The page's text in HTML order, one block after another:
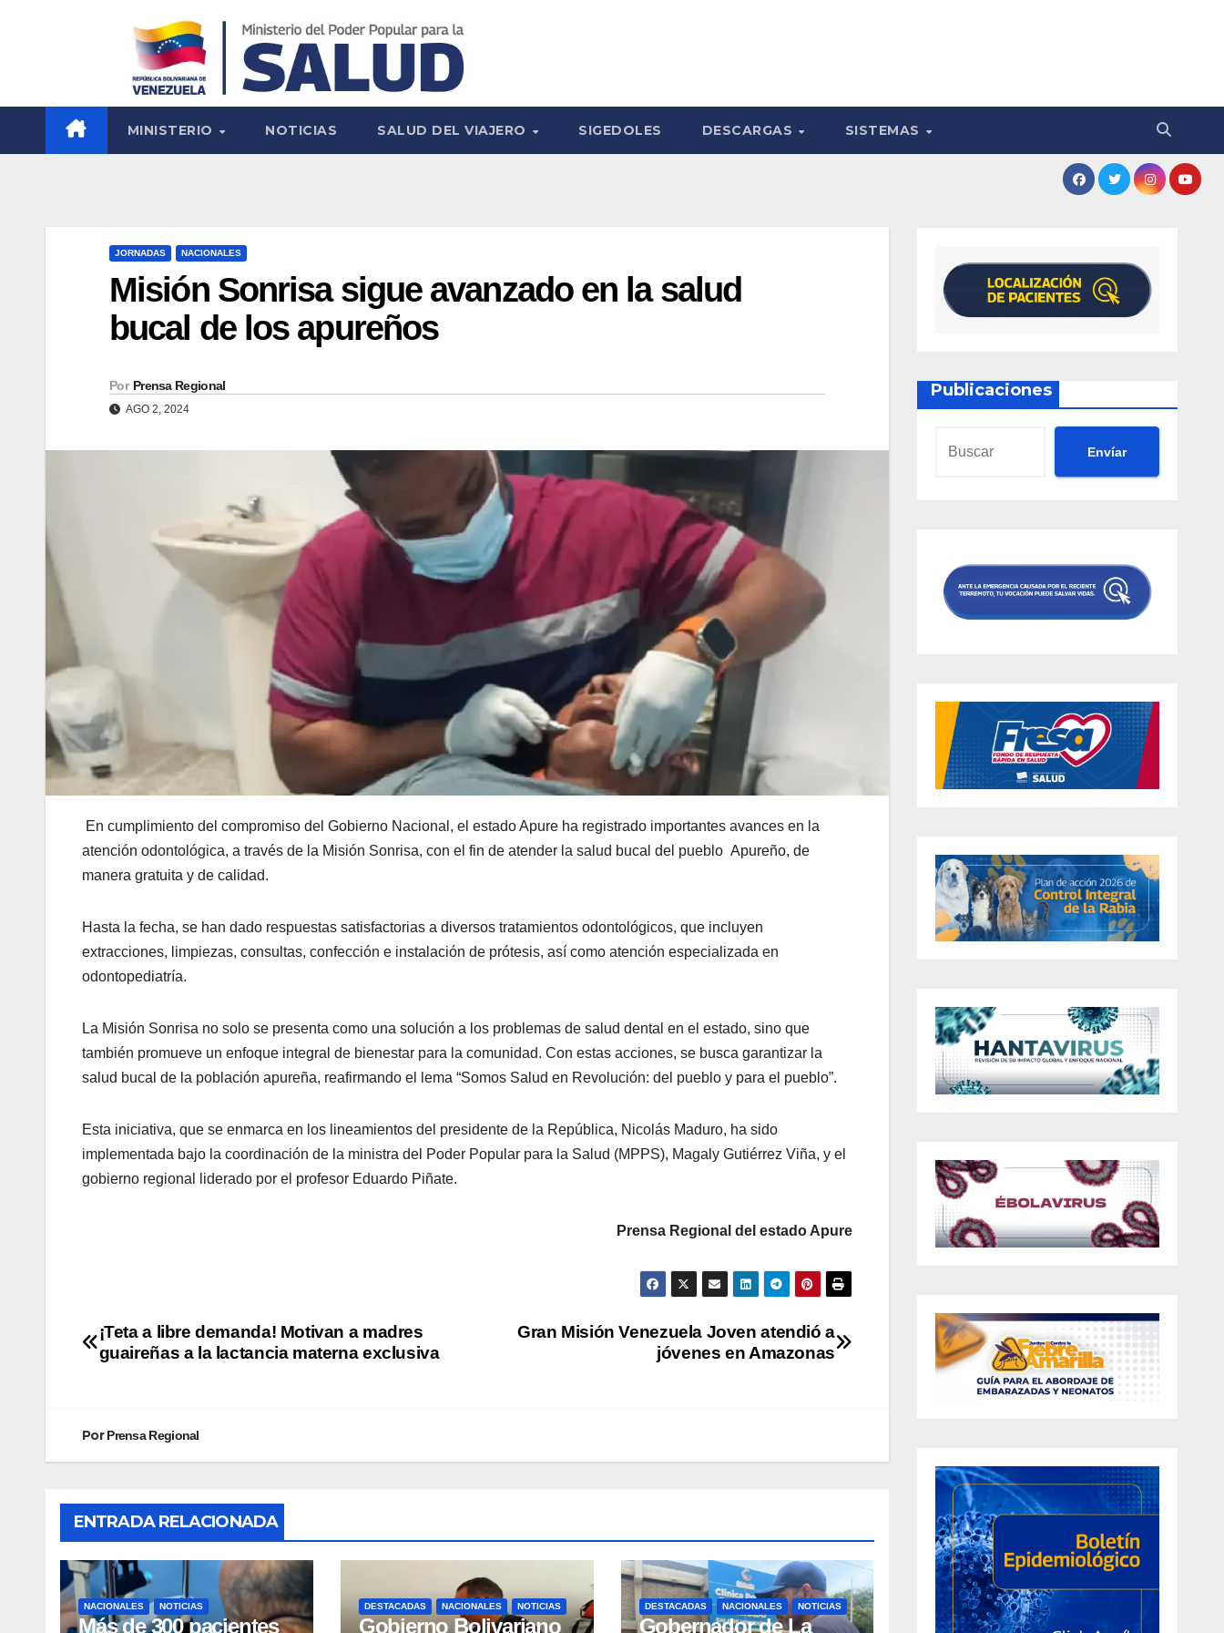
MINISTERIO NOTICIAS SALUD DEL VIAJERO SIGEDOLES DESCARGAS SISTEMAS
JORNADAS NACIONALES
Misión Sonrisa sigue avanzado en la salud
bucal de los apureños
Por Prensa Regional
AGO 2, 2024
En cumplimiento del compromiso del Gobierno Nacional, el estado Apure ha registrado importantes avances en la
atención odontológica, a través de la Misión Sonrisa, con el fin de atender la salud bucal del pueblo Apureño, de
manera gratuita y de calidad.
Hasta la fecha, se han dado respuestas satisfactorias a diversos tratamientos odontológicos, que incluyen
extracciones, limpiezas, consultas, confección e instalación de prótesis, así como atención especializada en
odontopediatría.
La Misión Sonrisa no solo se presenta como una solución a los problemas de salud dental en el estado, sino que
también promueve un enfoque integral de bienestar para la comunidad. Con estas acciones, se busca garantizar la
salud bucal de la población apureña, reafirmando el lema “Somos Salud en Revolución: del pueblo y para el pueblo”.
Esta iniciativa, que se enmarca en los lineamientos del presidente de la República, Nicolás Maduro, ha sido
implementada bajo la coordinación de la ministra del Poder Popular para la Salud (MPPS), Magaly Gutiérrez Viña, y el
gobierno regional liderado por el profesor Eduardo Piñate.
Prensa Regional del estado Apure
Gran Misión Venezuela Joven atendió a
jóvenes en Amazonas
¡Teta a libre demanda! Motivan a madres
guaireñas a la lactancia materna exclusiva
PorPrensa Regional
ENTRADA RELACIONADA
NACIONALES NOTICIAS
Más de 300 pacientes
DESTACADAS NACIONALES NOTICIAS
Gobierno Bolivariano
DESTACADAS NACIONALES NOTICIAS
Gobernador de La
Publicaciones
Envíar